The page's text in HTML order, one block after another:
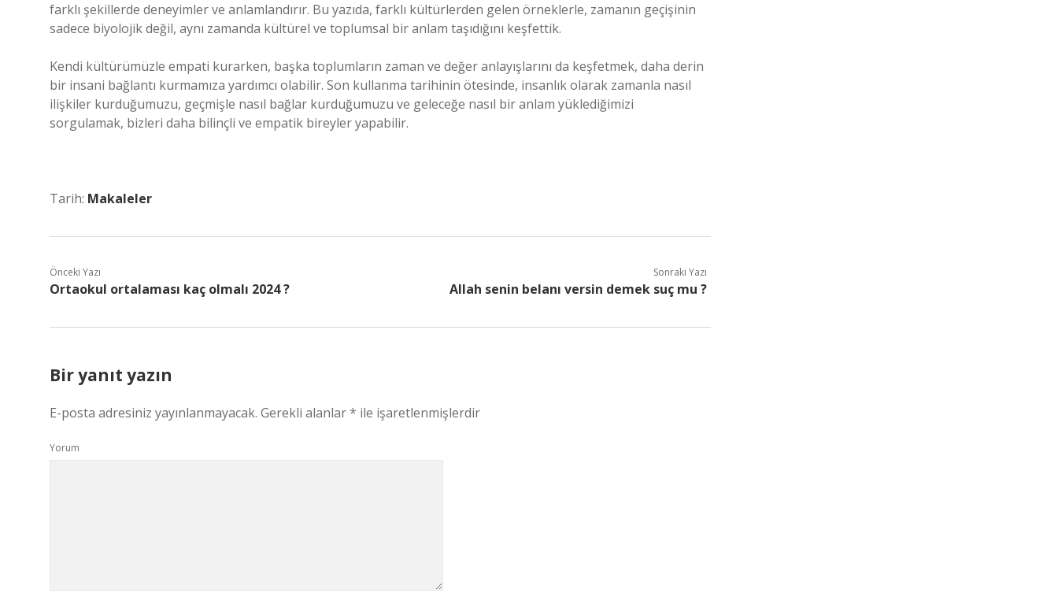
farklı şekillerde deneyimler ve anlamlandırır. Bu yazıda, farklı kültürlerden gelen örneklerle, zamanın geçişinin
sadece biyolojik değil, aynı zamanda kültürel ve toplumsal bir anlam taşıdığını keşfettik.
Kendi kültürümüzle empati kurarken, başka toplumların zaman ve değer anlayışlarını da keşfetmek, daha derin
bir insani bağlantı kurmamıza yardımcı olabilir. Son kullanma tarihinin ötesinde, insanlık olarak zamanla nasıl
ilişkiler kurduğumuzu, geçmişle nasıl bağlar kurduğumuzu ve geleceğe nasıl bir anlam yüklediğimizi
sorgulamak, bizleri daha bilinçli ve empatik bireyler yapabilir.
Tarih: Makaleler
Önceki Yazı
Ortaokul ortalaması kaç olmalı 2024 ?
Sonraki Yazı
Allah senin belanı versin demek suç mu ?
Bir yanıt yazın
E-posta adresiniz yayınlanmayacak. Gerekli alanlar* ile işaretlenmişlerdir
Yorum